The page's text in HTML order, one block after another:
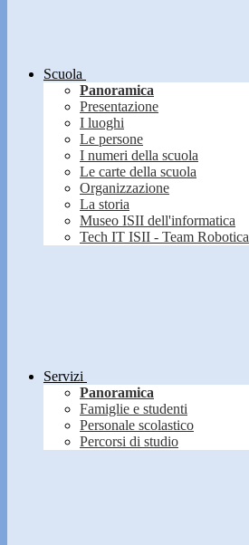
Scuola
Panoramica
Presentazione
I luoghi
Le persone
I numeri della scuola
Le carte della scuola
Organizzazione
La storia
Museo ISII dell'informatica
Tech IT ISII - Team Robotica
Servizi
Panoramica
Famiglie e studenti
Personale scolastico
Percorsi di studio